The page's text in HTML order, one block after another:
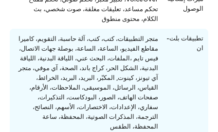
الوصول
تحكم مساعد، تعليقات مغلقة، صوت شخصي، بث
الكلام، محتوى منطوق
تطبيقات بلت-
ان
متجر التطبيقات، كتب، كتب، آلة حاسبة، التقويم، كاميرا
مقاطع الفيديو، الساعة، الساعة، بوصلة جهات الاتصال،
فيس تايم ،الملفات، البحث عني، اللياقة البدنية، اللياقة
البدنية، الشكل الحر، كراج باند، الصحة، آي موفي، متجر
آي تيونز، كينوت, المكبّر، البريد، البريد، الخرائط،
القياس، الرسائل، الموسيقى، الملاحظات، الأرقام،
صفحات الهاتف، الصور، البودكاست، التذكيرات،
سفاري، الإعدادات، الاختصارات، الأسهم، النصائح،
الترجمة، المذكرات الصوتية، المحفظة، ساعة
المحفظة، الطقس